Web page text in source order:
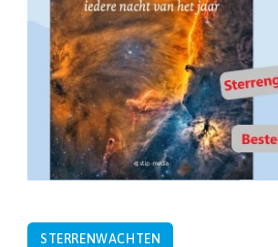
STERRENWACHTEN